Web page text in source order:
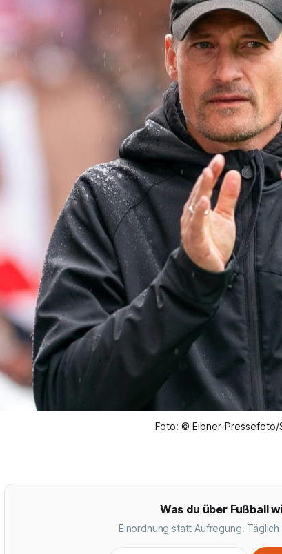
Foto: © Eibner-Pressefoto/
Was du über Fußball
Einordnung statt Aufregung. Täglich